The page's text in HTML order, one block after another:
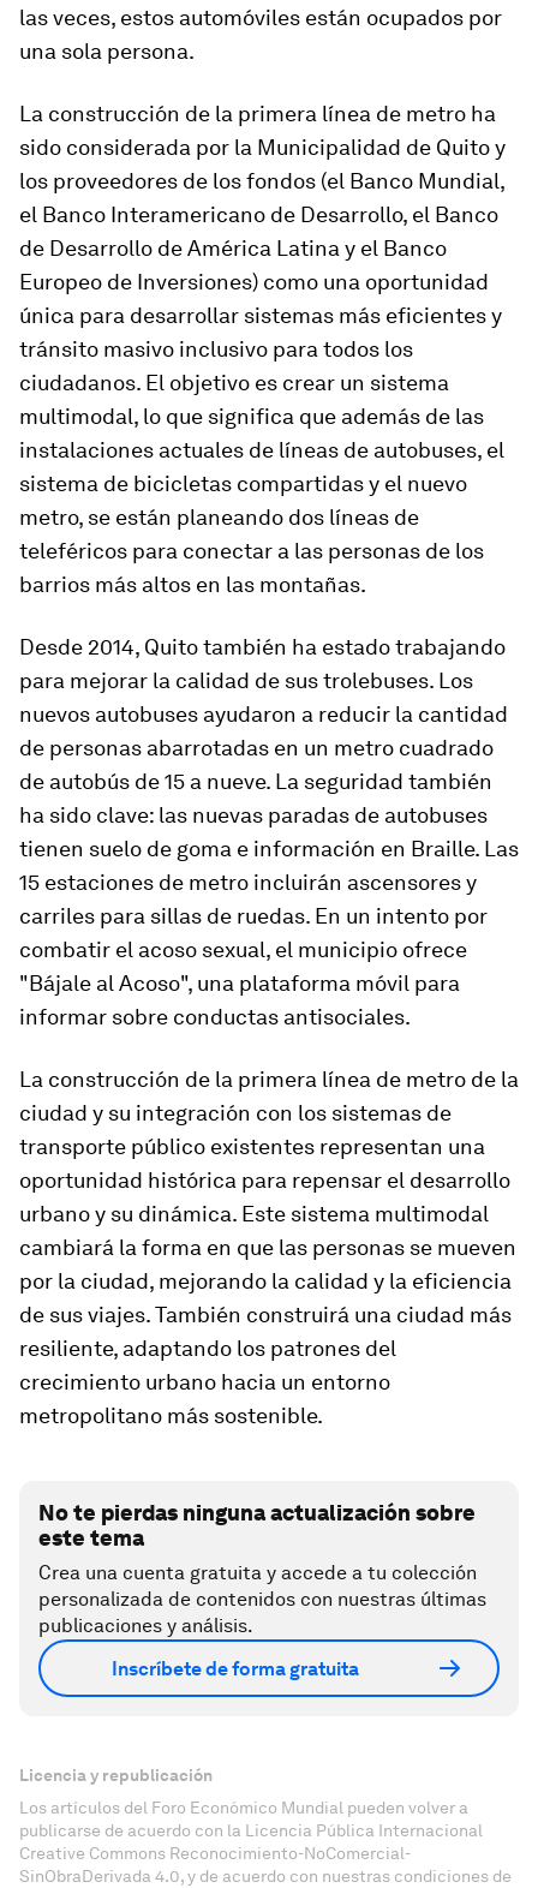
las veces, estos automóviles están ocupados por
una sola persona.
La construcción de la primera línea de metro ha
sido considerada por la Municipalidad de Quito y
los proveedores de los fondos (el Banco Mundial,
el Banco Interamericano de Desarrollo, el Banco
de Desarrollo de América Latina y el Banco
Europeo de Inversiones) como una oportunidad
única para desarrollar sistemas más eficientes y
tránsito masivo inclusivo para todos los
ciudadanos. El objetivo es crear un sistema
multimodal, lo que significa que además de las
instalaciones actuales de líneas de autobuses, el
sistema de bicicletas compartidas y el nuevo
metro, se están planeando dos líneas de
teleféricos para conectar a las personas de los
barrios más altos en las montañas.
Desde 2014, Quito también ha estado trabajando
para mejorar la calidad de sus trolebuses. Los
nuevos autobuses ayudaron a reducir la cantidad
de personas abarrotadas en un metro cuadrado
de autobús de 15 a nueve. La seguridad también
ha sido clave: las nuevas paradas de autobuses
tienen suelo de goma e información en Braille. Las
15 estaciones de metro incluirán ascensores y
carriles para sillas de ruedas. En un intento por
combatir el acoso sexual, el municipio ofrece
"Bájale al Acoso", una plataforma móvil para
informar sobre conductas antisociales.
La construcción de la primera línea de metro de la
ciudad y su integración con los sistemas de
transporte público existentes representan una
oportunidad histórica para repensar el desarrollo
urbano y su dinámica. Este sistema multimodal
cambiará la forma en que las personas se mueven
por la ciudad, mejorando la calidad y la eficiencia
de sus viajes. También construirá una ciudad más
resiliente, adaptando los patrones del
crecimiento urbano hacia un entorno
metropolitano más sostenible.
No te pierdas ninguna actualización sobre
este tema
Crea una cuenta gratuita y accede a tu colección
personalizada de contenidos con nuestras últimas
publicaciones y análisis.
Inscríbete de forma gratuita
Licencia y republicación
Los artículos del Foro Económico Mundial pueden volver a
publicarse de acuerdo con la Licencia Pública Internacional
Creative Commons Reconocimiento-NoComercial-
SinObraDerivada 4.0, y de acuerdo con nuestras condiciones de